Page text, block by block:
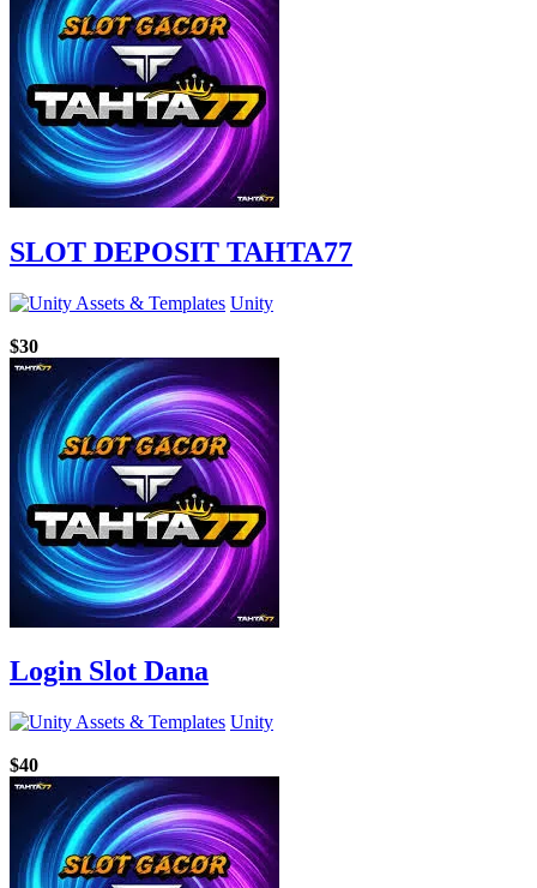
SLOT DEPOSIT TAHTA77
Unity
$30
Login Slot Dana
Unity
$40